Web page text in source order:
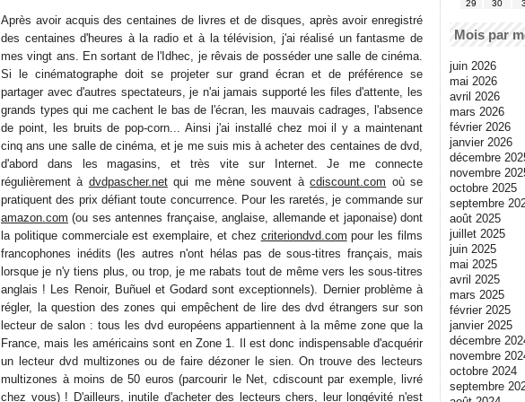
Après avoir acquis des centaines de livres et de disques, après avoir enregistré
des centaines d'heures à la radio et à la télévision, j'ai réalisé un fantasme de
mes vingt ans. En sortant de l'Idhec, je rêvais de posséder une salle de cinéma.
Si le cinématographe doit se projeter sur grand écran et de préférence se
partager avec d'autres spectateurs, je n'ai jamais supporté les files d'attente, les
grands types qui me cachent le bas de l'écran, les mauvais cadrages, l'absence
de point, les bruits de pop-corn... Ainsi j'ai installé chez moi il y a maintenant
cinq ans une salle de cinéma, et je me suis mis à acheter des centaines de dvd,
d'abord dans les magasins, et très vite sur Internet. Je me connecte
régulièrement à dvdpascher.netqui me mène souvent àcdiscount.com où se
pratiquent des prix défiant toute concurrence. Pour les raretés, je commande sur
amazon.com (ou ses antennes française, anglaise, allemande et japonaise) dont
la politique commerciale est exemplaire, et chez criteriondvd.com pour les films
francophones inédits (les autres n'ont hélas pas de sous-titres français, mais
lorsque je n'y tiens plus, ou trop, je me rabats tout de même vers les sous-titres
anglais ! Les Renoir, Buñuel et Godard sont exceptionnels). Dernier problème à
régler, la question des zones qui empêchent de lire des dvd étrangers sur son
lecteur de salon : tous les dvd européens appartiennent à la même zone que la
France, mais les américains sont en Zone 1. Il est donc indispensable d'acquérir
un lecteur dvd multizones ou de faire dézoner le sien. On trouve des lecteurs
multizones à moins de 50 euros (parcourir le Net, cdiscount par exemple, livré
chez vous) ! D'ailleurs, inutile d'acheter des lecteurs chers, leur longévité n'est
29
30
Mois par
juin 2026
mai 2026
avril 2026
mars 2026
février 2026
janvier 2026
décembre
novembre
octobre 2025
septembre
août 2025
juillet 2025
juin 2025
mai 2025
avril 2025
mars 2025
février 2025
janvier 2025
décembre
novembre
octobre 2024
septembre